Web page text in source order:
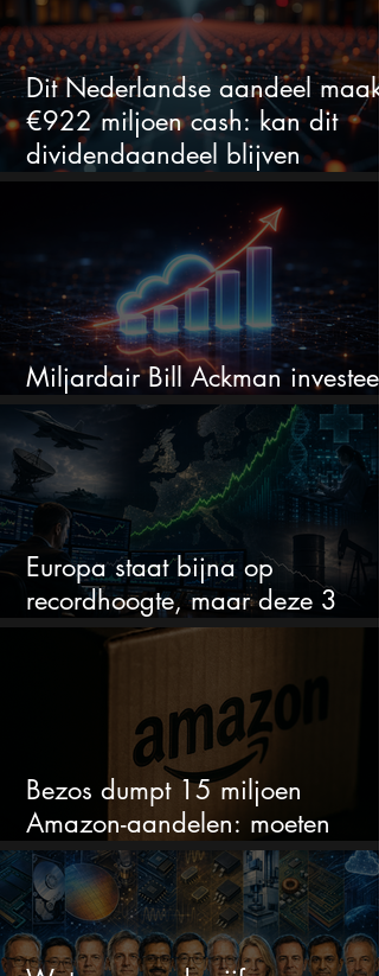
Dit Nederlandse aandeel maakt
€922 miljoen cash: kan dit
dividendaandeel blijven
verhogen?
Miljardair Bill Ackman investeert
miljarden in dit techaandeel
Europa staat bijna op
recordhoogte, maar deze 3
sectoren vallen nu op
Bezos dumpt 15 miljoen
Amazon-aandelen: moeten
beleggers zich zorgen maken?